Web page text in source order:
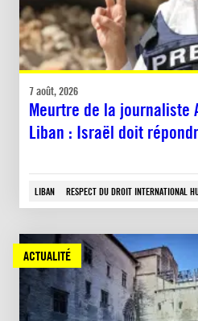
7 août, 2026
Meurtre de la journaliste
Liban : Israël doit
LIBAN RESPECT DU DROIT INTERNATIONAL
ACTUALITÉ